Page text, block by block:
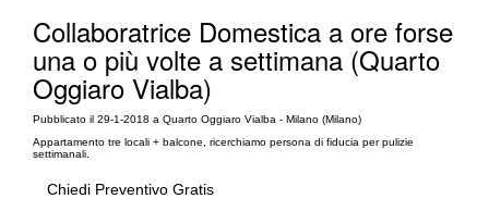
Collaboratrice Domestica a ore forse
una o più volte a settimana (Quarto
Oggiaro Vialba)
Pubblicato il 29-1-2018 a Quarto Oggiaro Vialba - Milano (Milano)
Appartamento tre locali + balcone, ricerchiamo persona di fiducia per pulizie
settimanali.
Chiedi Preventivo Gratis